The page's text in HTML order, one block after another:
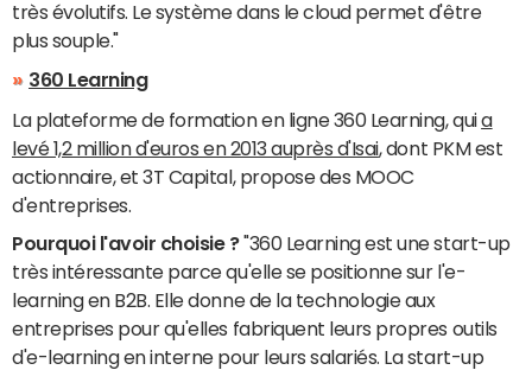
très évolutifs. Le système dans le cloud permet d'être
plus souple."
360 Learning
La plateforme de formation en ligne 360 Learning, quia
levé 1,2 million d'euros en 2013 auprès d'Isai, dont PKM est
actionnaire, et 3T Capital, propose des MOOC
d'entreprises.
Pourquoi l'avoir choisie ?"360 Learning est une start-up
très intéressante parce qu'elle se positionne sur l'e-
learning en B2B. Elle donne de la technologie aux
entreprises pour qu'elles fabriquent leurs propres outils
d'e-learning en interne pour leurs salariés. La start-up